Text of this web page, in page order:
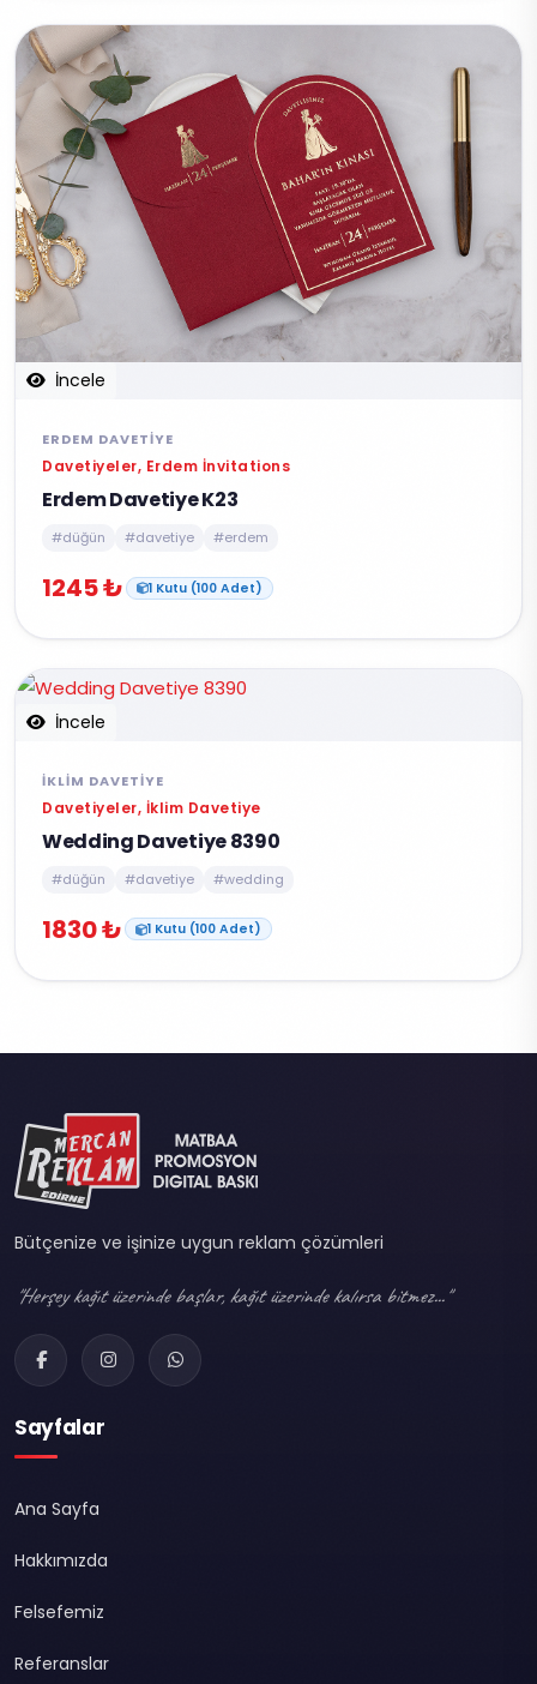
İncele
ERDEM DAVETIYE
Davetiyeler, Erdem İnvitations
Erdem Davetiye K23
#düğün #davetiye #erdem
1245 ₺ 1 Kutu (100 Adet)
İncele
İKLIM DAVETIYE
Davetiyeler, İklim Davetiye
Wedding Davetiye 8390
#düğün #davetiye #wedding
1830 ₺ 1 Kutu (100 Adet)
Bütçenize ve işinize uygun reklam çözümleri
"Herşey kağıt üzerinde başlar, kağıt üzerinde kalırsa bitmez..."
Sayfalar
Ana Sayfa
Hakkımızda
Felsefemiz
Referanslar